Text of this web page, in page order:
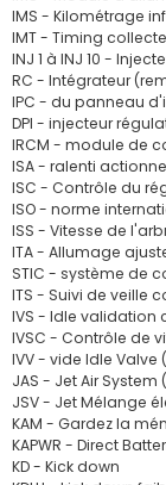
IMS - Kilométrage
IMT - Timing
INJ 1 à INJ 10 -
RC - Intégrateur
IPC - du panneau
DPI - injecteur
IRCM - module de
ISA - ralenti
ISC - Contrôle du
ISO - norme
ISS - Vitesse de
ITA - Allumage
STIC - système de
ITS - Suivi de veille
IVS - Idle validation
IVSC - Contrôle de
IVV - vide Idle Valve
JAS - Jet Air System
JSV - Jet Mélange
KAM - Gardez la
KAPWR - Direct
KD - Kick down